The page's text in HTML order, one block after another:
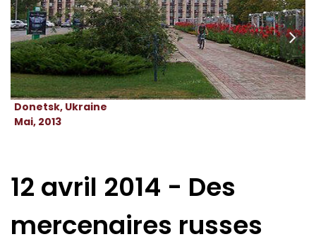
Donetsk, Ukraine
Mai, 2013
12 avril 2014 - Des
mercenaires russes